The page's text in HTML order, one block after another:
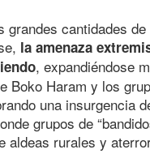
grandes cantidades
la amenaza
, expandiéndose
Boko Haram y los
una insurgencia
grupos de
aldeas rurales y